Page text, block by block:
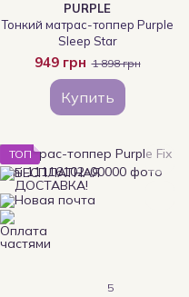
PURPLE
Тонкий матрас-топпер Purple
Sleep Star
949 грн 1 898 грн
Купить
ТОП
5